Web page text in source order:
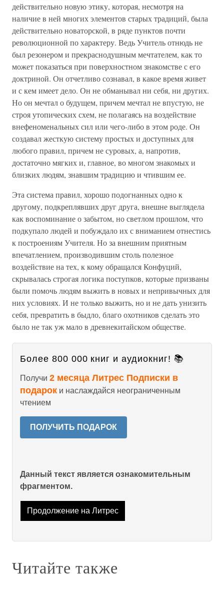
действительно новую этику, которая, несмотря на
наличие в ней многих элементов старых традиций, была
действительно новаторской, в ряде пунктов почти
революционной по характеру. Ведь Учитель отнюдь не
был резонером и прекраснодушным мечтателем, как то
может показаться при поверхностном знакомстве с его
доктриной. Он отчетливо сознавал, в какое время живет
и с кем имеет дело. Он не обманывал ни себя, ни других.
Но он мечтал о будущем, причем мечтал не впустую, не
строя утопических схем, не полагаясь на воздействие
внефеноменальных сил или чего-либо в этом роде. Он
создавал жесткую систему простых и доступных для
любого правил, причем не суровых, а, напротив,
достаточно мягких и, главное, во многом знакомых и
близких людям, знавшим традицию и чтившим ее.
Эта система правил, хорошо подогнанных одно к
другому, подкреплявших друг друга, внешне выглядела
как воспоминание о забытом, но светлом прошлом, что
подкупало людей и побуждало их с вниманием отнестись
к построениям Учителя. Но за внешним приятным
впечатлением, производившим столь полезное
воздействие на тех, к кому обращался Конфуций,
скрывалась строгая логика поступков, которые призваны
были помочь людям выжить в новых и непривычных для
них условиях. И не только выжить, но и не дать унизить
себя, превратить в быдло, благо охотников сделать это
было не так уж мало в древнекитайском обществе.
Более 800 000 книг и аудиокниг! 📚
Получи 2 месяца Литрес Подписки в
подарок и наслаждайся неограниченным
чтением
ПОЛУЧИТЬ ПОДАРОК
Данный текст является ознакомительным
фрагментом.
Продолжение на Литрес
Читайте также